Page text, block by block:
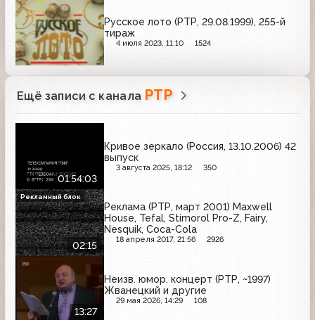
Русское лото (РТР, 29.08.1999), 255-й
тираж
4 июля 2023, 11:10 1524
Ещё записи с канала РТР
01:54:03
Кривое зеркало (Россия, 13.10.2006) 42
выпуск
3 августа 2025, 18:12 350
02:15
Реклама (РТР, март 2001) Maxwell
House, Tefal, Stimorol Pro-Z, Fairy,
Nesquik, Coca-Cola
18 апреля 2017, 21:56 2926
Рекламный блок
13:27
Неизв. юмор. концерт (РТР, ~1997)
Жванецкий и другие
29 мая 2026, 14:29 108